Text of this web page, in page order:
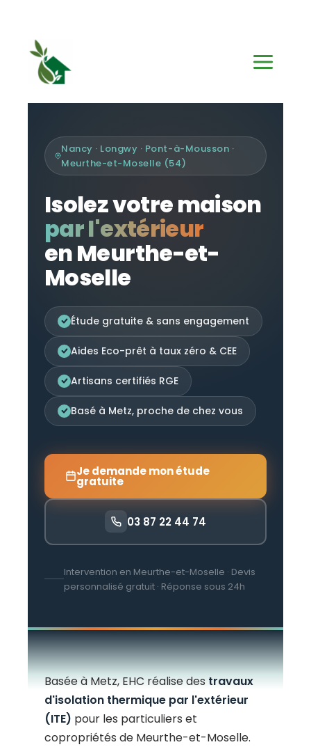
contenu
Nancy · Longwy · Pont-à-Mousson ·
Meurthe-et-Moselle (54)
Isolez votre maison
par l'extérieur
en Meurthe-et-
Moselle
Étude gratuite & sans engagement
Aides Eco-prêt à taux zéro & CEE
Artisans certifiés RGE
Basé à Metz, proche de chez vous
Je demande mon étude
gratuite
03 87 22 44 74
Intervention en Meurthe-et-Moselle · Devis
personnalisé gratuit · Réponse sous 24h
Basée à Metz, EHC réalise destravaux
d'isolation thermique par l'extérieur
(ITE) pour les particuliers et
copropriétés de Meurthe-et-Moselle.